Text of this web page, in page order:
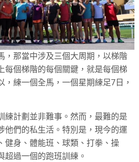
，那當中涉及三個大周期，以梯階
每個梯階的每個關鍵，就是每個梯
，練一個全馬，一個星期練足7日，
練計劃並非難事。然而，最難的是
他們的私生活。特別是，現今的運
健身、體能班、球類、打拳、操
超過一個的跑班訓練。